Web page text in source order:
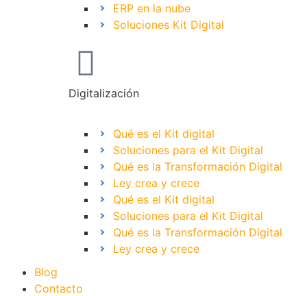
ERP en la nube
Soluciones Kit Digital
Digitalización
Qué es el Kit digital
Soluciones para el Kit Digital
Qué es la Transformación Digital
Ley crea y crece
Qué es el Kit digital
Soluciones para el Kit Digital
Qué es la Transformación Digital
Ley crea y crece
Blog
Contacto